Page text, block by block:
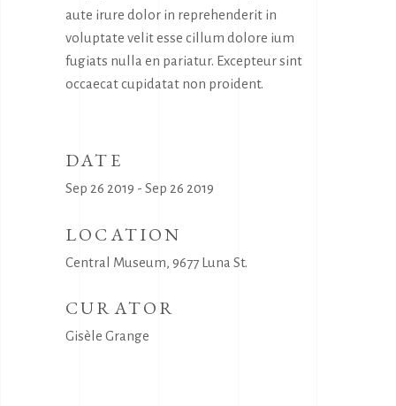
aute irure dolor in reprehenderit in
voluptate velit esse cillum dolore ium
fugiats nulla en pariatur. Excepteur sint
occaecat cupidatat non proident.
DATE
Sep 26 2019 - Sep 26 2019
LOCATION
Central Museum, 9677 Luna St.
CURATOR
Gisèle Grange